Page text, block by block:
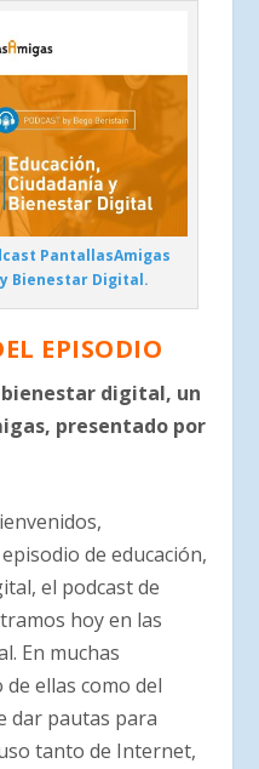
PantallasAmigas
Bienestar Digital.
EPISODIO
bienestar digital, un
presentado por
de educación,
el podcast de
hoy en las
En muchas
ellas como del
dar pautas para
tanto de Internet,